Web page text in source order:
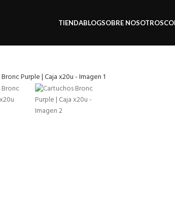
TIENDABLOGSOBRE NOSOTROS